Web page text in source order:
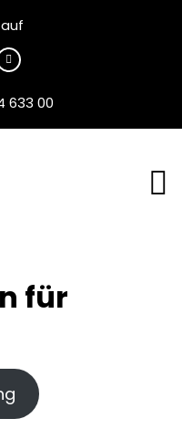
633 00
für